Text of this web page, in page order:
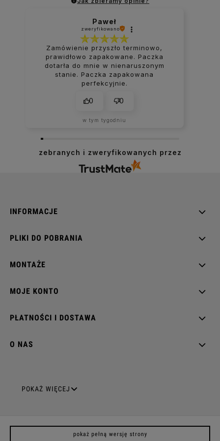
Paweł
zweryfikowano
Zamówienie przyszło terminowo,
prawidłowo zapakowane. Paczka
dotarła do mnie w nienaruszonym
stanie. Paczka zapakowana
perfekcyjnie.
0 0
w tym tygodniu
zebranych i zweryfikowanych przez
INFORMACJE
PLIKI DO POBRANIA
MONTAŻE
MOJE KONTO
PŁATNOŚCI I DOSTAWA
O NAS
GNIAZDA ELEKTRYCZNE
Gniazda podwójne z uziemieniem
POKAŻ WIĘCEJ
pokaż pełną wersję strony